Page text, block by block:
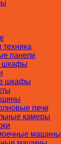
панели
шкафы
шкафы
печи
камеры
машины